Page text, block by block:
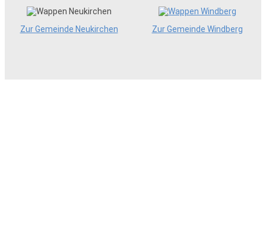
Zur Gemeinde Neukirchen Zur Gemeinde Windberg